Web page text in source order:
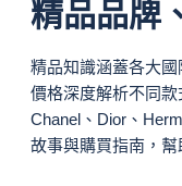
精品品牌
精品知識涵蓋各大
價格深度解析不同款
Chanel、Dior、
故事與購買指南，幫